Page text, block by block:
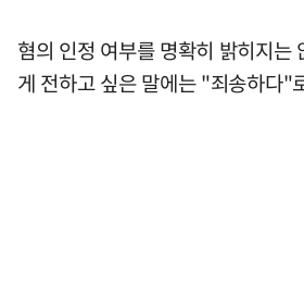
혐의 인정 여부를 명확히 밝히지는
게 전하고 싶은 말에는 "죄송하다"